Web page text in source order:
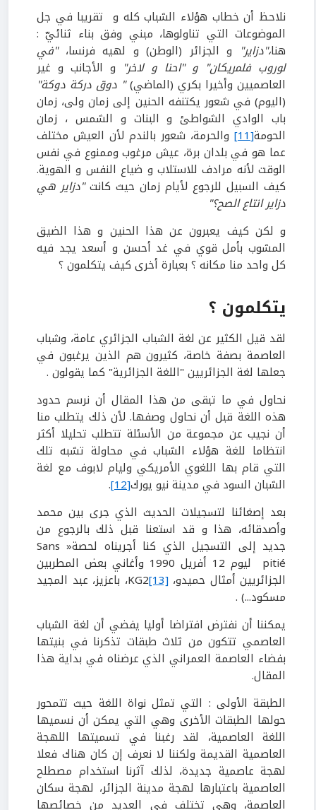
نلاحظ أن خطاب هؤلاء الشباب كله و تقريبا في جل
الموضوعات التي تناولوها، مبني وفق بناء ثنائيّ :
هنا،"دزاير" و الجزائر (الوطن) و لهيه فرنسا،"في
لوروب فلمريكان" و "احنا و لاخر" و الأجانب و غير
العاصميين وأخيرا بكري (الماضي)" دوق دركة دوكة"
(اليوم) في شعور يكتنفه الحنين إلى زمان ولى، زمان
باب الوادي الشواطئ و البنات و الشمس ، زمان
الحومة[11]
والحرمة، شعور بالندم لأن العيش مختلف
عما هو في بلدان برة، عيش مرغوب وممنوع في نفس
الوقت لأنه مرادف للاستلاب و ضياع النفس و الهوية.
كيف السبيل للرجوع لأيام زمان حيث كانت"دزاير هي
دزاير انتاع الصح؟"
و لكن كيف يعبرون عن هذا الحنين و هذا الضيق
المشوب بأمل قوي في غد أحسن و أسعد يجد فيه
كل واحد منا مكانه ؟ بعبارة أخرى كيف يتكلمون ؟
يتكلمون ؟
لقد قيل الكثير عن لغة الشباب الجزائري عامة، وشباب
العاصمة بصفة خاصة، كثيرون هم الذين يرغبون في
جعلها لغة الجزائريين "اللغة الجزائرية" كما يقولون .
نحاول في ما تبقى من هذا المقال أن نرسم حدود
هذه اللغة قبل أن نحاول وصفها. لأن ذلك يتطلب منا
أن نجيب عن مجموعة من الأسئلة تتطلب تحليلا أكثر
انتظاما للغة هؤلاء الشباب في محاولة تشبه تلك
التي قام بها اللغوي الأمريكي وليام لابوف مع لغة
الشبان السود في مدينة نيو يورك[12]
.
بعد إصغائنا لتسجيلات الحديث الذي جرى بين محمد
وأصدقائه، هذا و قد استعنا قبل ذلك بالرجوع من
جديد إلى التسجيل الذي كنا أجريناه لحصة« Sans
pitié ليوم 12 أفريل 1990 وأغاني بعض المطربين
الجزائريين أمثال حميدو، KG2[13]
، باعزيز، عبد المجيد
مسكود...) .
يمكننا أن نفترض افتراضا أوليا يفضي أن لغة الشباب
العاصمي تتكون من ثلاث طبقات تذكرنا في بنيتها
بفضاء العاصمة العمراني الذي عرضناه في بداية هذا
المقال.
الطبقة الأولى : التي تمثل نواة اللغة حيث تتمحور
حولها الطبقات الأخرى وهي التي يمكن أن نسميها
اللغة العاصمية، لقد رغبنا في تسميتها اللهجة
العاصمية القديمة ولكننا لا نعرف إن كان هناك فعلا
لهجة عاصمية جديدة، لذلك آثرنا استخدام مصطلح
العاصمية باعتبارها لهجة مدينة الجزائر، لهجة سكان
العاصمة، وهي تختلف في العديد من خصائصها